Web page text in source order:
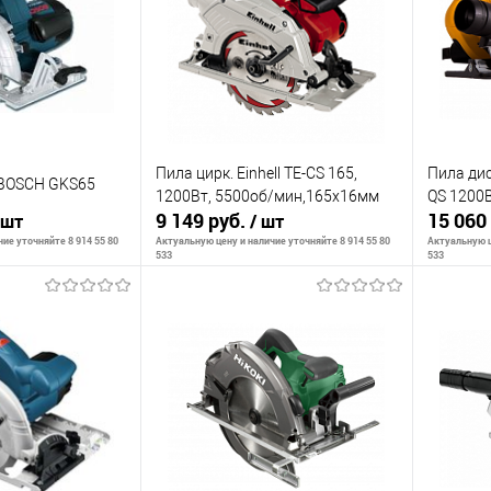
В наличии
К сравнению
В избранное
В наличии
К
В
GKS65
уточняйте 8 914 55 80
В наличии
Пила цирк. Einhell TE-CS 165,
1200Вт, 5500об/мин,165х16мм
9 149 руб. / шт
Актуальную цену и наличие уточняйте 8 914 55 80
533
В корзину
К сравнению
В избранное
В наличии
Пила
QS
15 060
Актуальную
533
К
В